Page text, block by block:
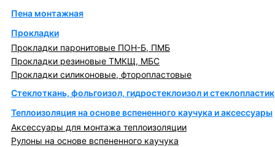
Пена монтажная
Прокладки
Прокладки паронитовые ПОН-Б, ПМБ
Прокладки резиновые ТМКЩ, МБС
Прокладки силиконовые, фторопластовые
Стеклоткань, фольгоизол, гидростеклоизол и стеклопластик
Теплоизоляция на основе вспененного каучука и аксессуары
Аксессуары для монтажа теплоизоляции
Рулоны на основе вспененного каучука